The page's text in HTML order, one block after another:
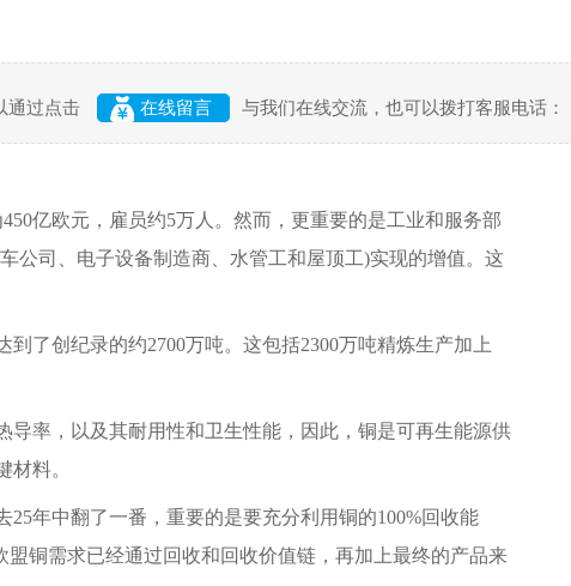
通过点击 在线留言 与我们在线交流，也可以拨打客服电话：
亿欧元，雇员约5万人。然而，更重要的是工业和服务部
公司、电子设备制造商、水管工和屋顶工)实现的增值。这
了创纪录的约2700万吨。这包括2300万吨精炼生产加上
率，以及其耐用性和卫生性能，因此，铜是可再生能源供
料。
年中翻了一番，重要的是要充分利用铜的100%回收能
铜需求已经通过回收和回收价值链，再加上最终的产品来